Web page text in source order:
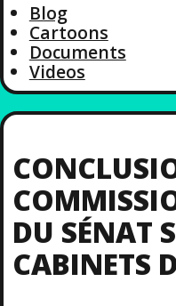
Blog
Cartoons
Documents
Videos
DU SÉNAT
CABINETS